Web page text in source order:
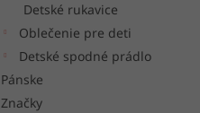
Detské rukavice
Oblečenie pre deti
Detské spodné prádlo
Pánske
Značky